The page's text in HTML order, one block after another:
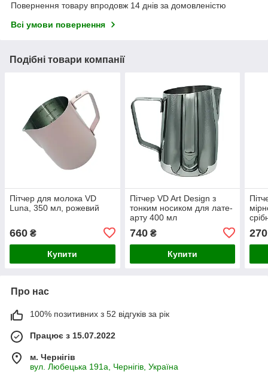
Повернення товару впродовж 14 днів за домовленістю
Всі умови повернення
Подібні товари компанії
Пітчер для молока VD
Luna, 350 мл, рожевий
660 ₴
Купити
Пітчер VD Art Design з
тонким носиком для лате-
арту 400 мл
740₴
Купити
270
Про нас
100% позитивних з 52 відгуків за рік
Працює з 15.07.2022
м. Чернігів
вул. Любецька 191а, Чернігів, Україна